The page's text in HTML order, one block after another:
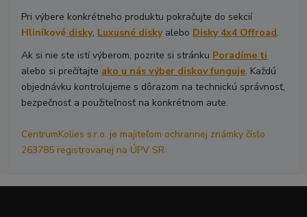
Pri výbere konkrétneho produktu pokračujte do sekcií
Hliníkové disky, Luxusné diskyalebo Disky 4x4 Offroad.
Ak si nie ste istí výberom, pozrite si stránku Poradíme ti
alebo si prečítajte ako u nás výber diskov funguje. Každú
objednávku kontrolujeme s dôrazom na technickú správnosť,
bezpečnosť a použiteľnosť na konkrétnom aute.
CentrumKolies s.r.o. je majiteľom ochrannej známky číslo
263785 registrovanej na ÚPV SR